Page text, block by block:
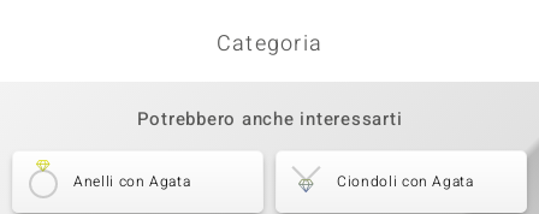
Categoria
Potrebbero anche interessarti
Anelli con Agata Ciondoli con Agata